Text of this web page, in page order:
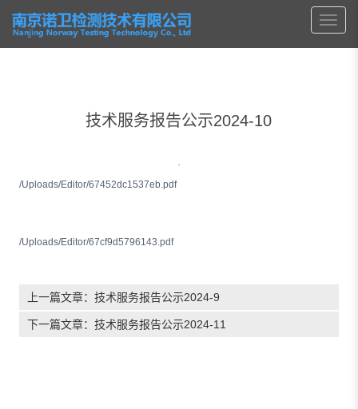
技术服务报告公示2024-10
/Uploads/Editor/67452dc1537eb.pdf
/Uploads/Editor/67cf9d5796143.pdf
上一篇文章： 技术服务报告公示2024-9
下一篇文章： 技术服务报告公示2024-11